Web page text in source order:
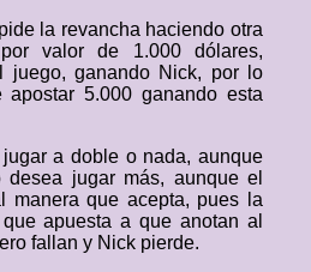
la revancha haciendo otra
valor de 1.000 dólares,
juego, ganando Nick, por lo
5.000 ganando esta
a doble o nada, aunque
jugar más, aunque el
manera que acepta, pues la
apuesta a que anotan al
fallan y Nick pierde.